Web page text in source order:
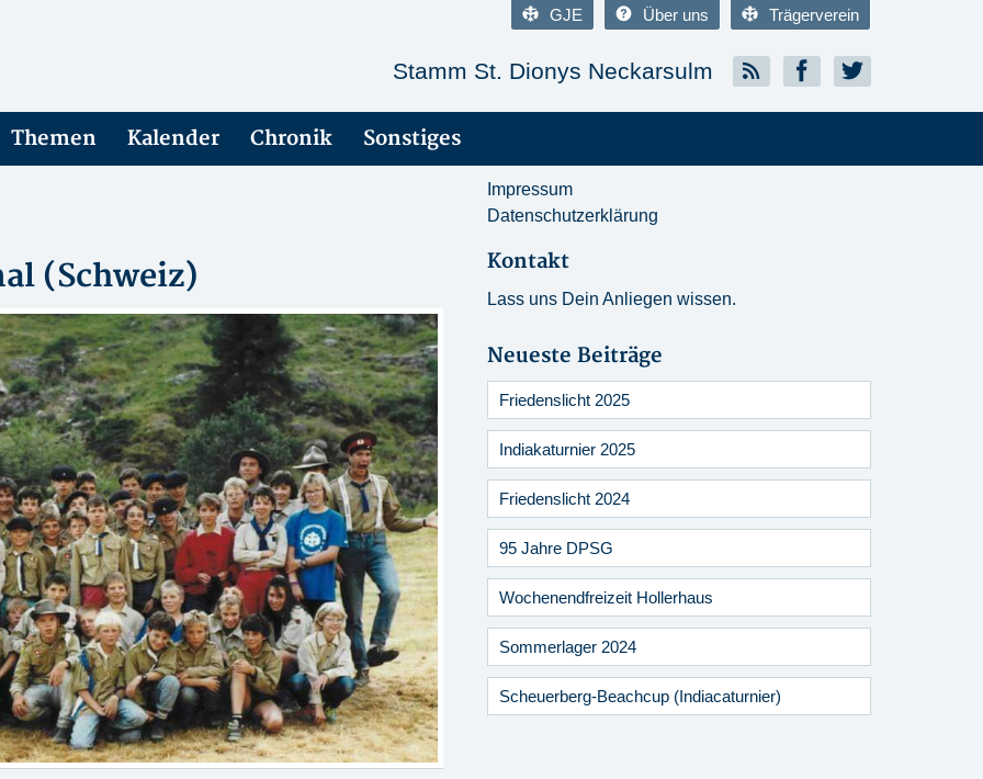
GJE Über uns Trägerverein
Stamm St. Dionys Neckarsulm
Themen Kalender Chronik Sonstiges
(Schweiz)
Impressum
Datenschutzerklärung
Kontakt
Lass uns Dein Anliegen wissen.
Neueste Beiträge
Friedenslicht 2025
Indiakaturnier 2025
Friedenslicht 2024
95 Jahre DPSG
Wochenendfreizeit Hollerhaus
Sommerlager 2024
Scheuerberg-Beachcup (Indiacaturnier)